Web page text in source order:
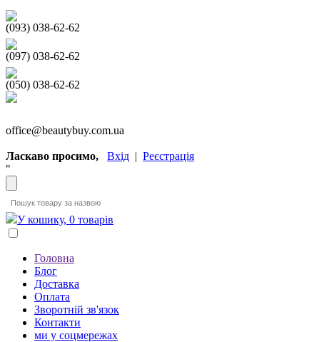
(093) 038-62-62
(097) 038-62-62
(050) 038-62-62
office@beautybuy.com.ua
Ласкаво просимо, Вхід | Реєстрація
"
У кошику, 0 товарів
Головна
Блог
Доставка
Оплата
Зворотній зв'язок
Контакти
ми у соцмережах